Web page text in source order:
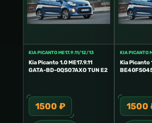
KIA PICANTO ME17.9.11/12/13
Kia Picanto 1.0 ME17.9.11
GATA-BD-0QSO7AXO TUN E2
1500 ₽
KIA PICANTO
Kia Picanto
1500